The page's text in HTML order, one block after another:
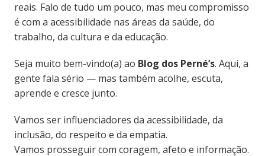
reais. Falo de tudo um pouco, mas meu compromisso
é com a acessibilidade nas áreas da saúde, do
trabalho, da cultura e da educação.
Seja muito bem-vindo(a) ao Blog dos Perné’s. Aqui, a
gente fala sério — mas também acolhe, escuta,
aprende e cresce junto.
Vamos ser influenciadores da acessibilidade, da
inclusão, do respeito e da empatia.
Vamos prosseguir com coragem, afeto e informação.